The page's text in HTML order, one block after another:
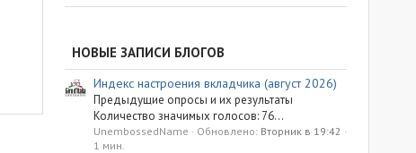
НОВЫЕ ЗАПИСИ БЛОГОВ
Индекс настроения вкладчика (август 2026)
Предыдущие опросы и их результаты
Количество значимых голосов: 76...
UnembossedName Обновлено: Вторник в 19:42
1 мин.